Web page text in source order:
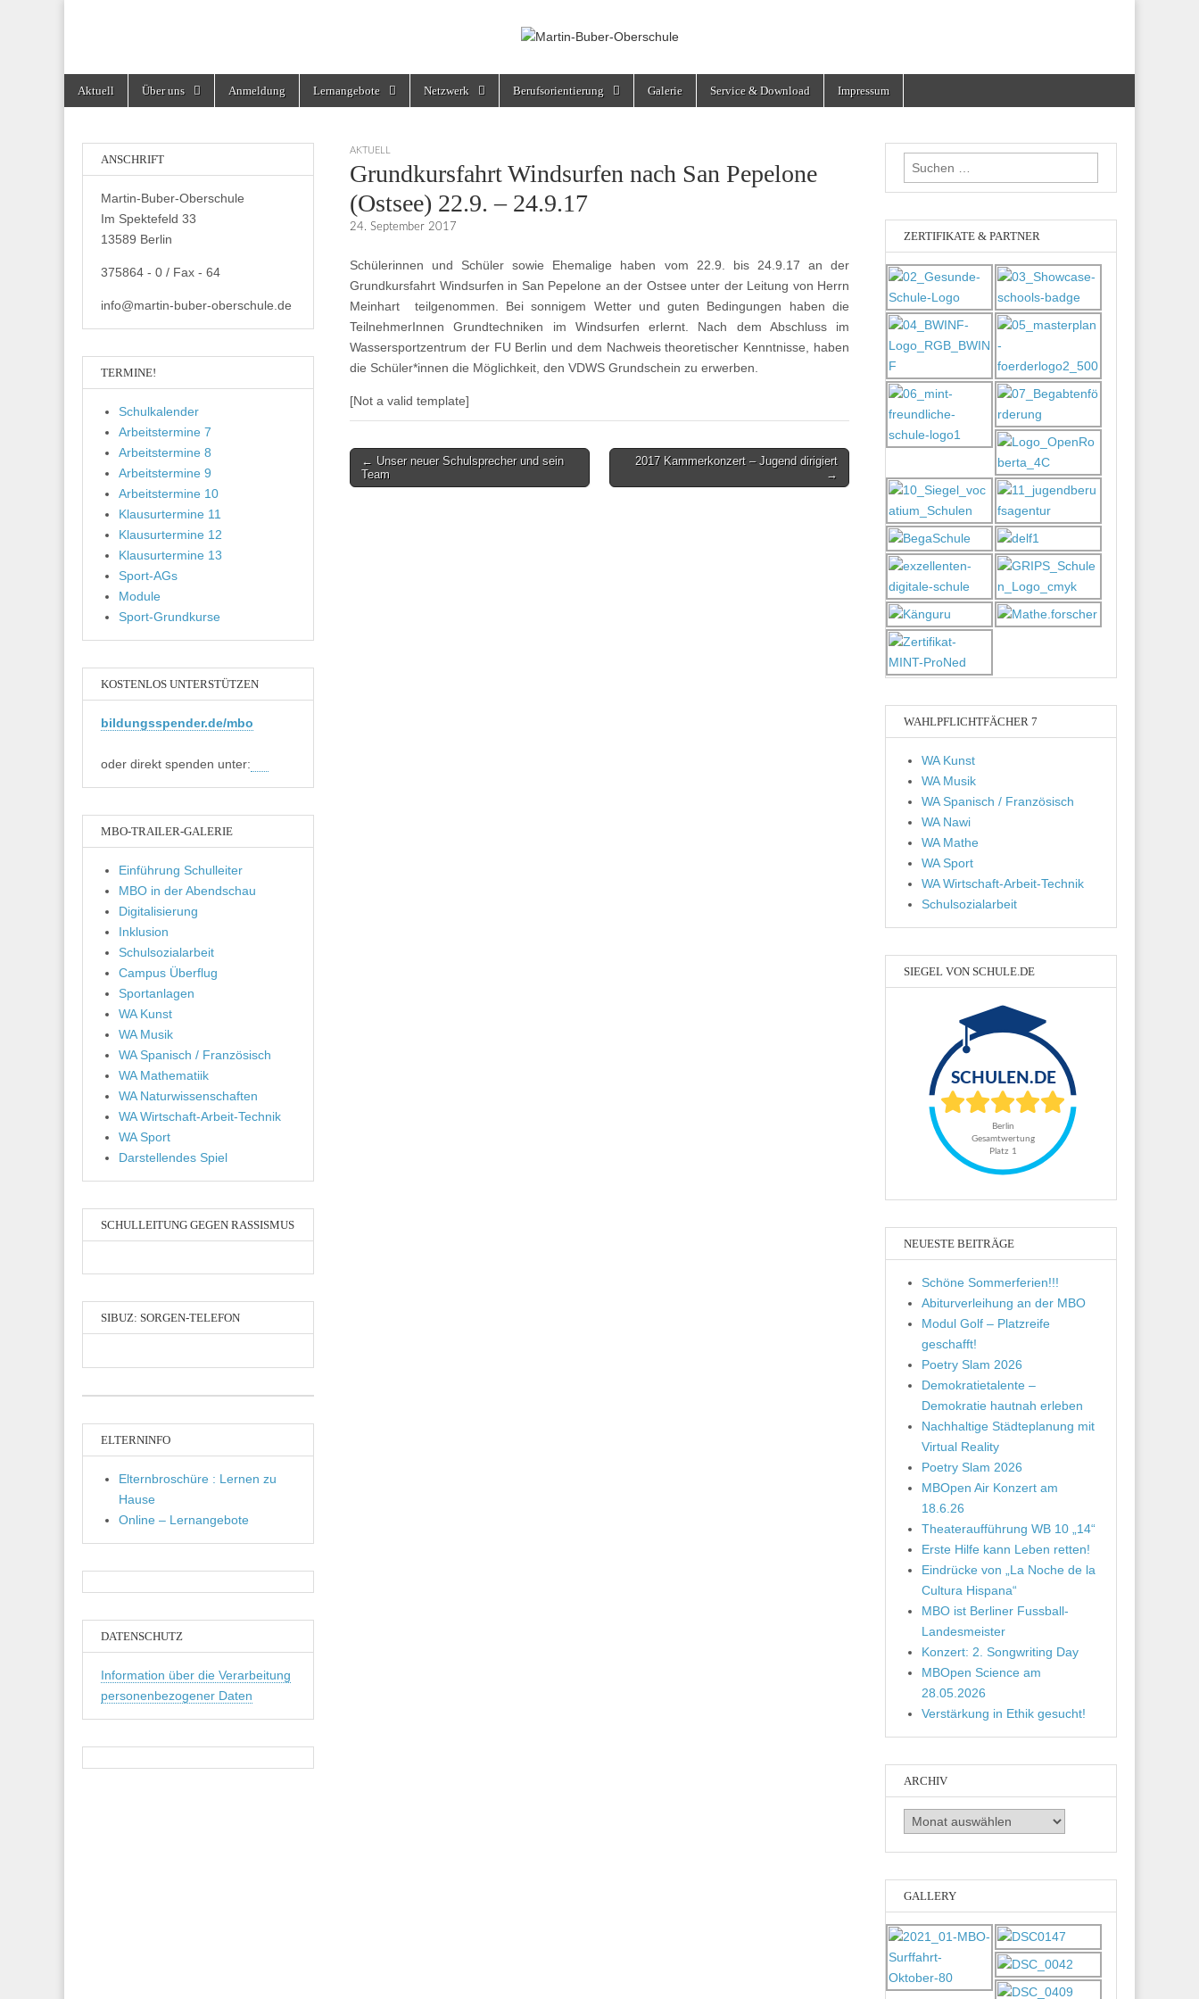
Martin-Buber-Oberschule
Main
menu
Aktuell Über uns Anmeldung Lernangebote Netzwerk Berufsorientierung Galerie Service & Download Impressum
AKTUELL
Grundkursfahrt Windsurfen nach San Pepelone
(Ostsee) 22.9. – 24.9.17
24. September 2017
Schülerinnen und Schüler sowie Ehemalige haben vom 22.9. bis 24.9.17 an der
Grundkursfahrt Windsurfen in San Pepelone an der Ostsee unter der Leitung von Herrn
Meinhart teilgenommen. Bei sonnigem Wetter und guten Bedingungen haben die
TeilnehmerInnen Grundtechniken im Windsurfen erlernt. Nach dem Abschluss im
Wassersportzentrum der FU Berlin und dem Nachweis theoretischer Kenntnisse, haben
die Schüler*innen die Möglichkeit, den VDWS Grundschein zu erwerben.
[Not a valid template]
Post
navigation
← Unser neuer Schulsprecher und sein
Team
2017 Kammerkonzert – Jugend dirigiert
→
ANSCHRIFT
Martin-Buber-Oberschule
Im Spektefeld 33
13589 Berlin
375864 - 0 / Fax - 64
info@martin-buber-oberschule.de
TERMINE!
Schulkalender
Arbeitstermine 7
Arbeitstermine 8
Arbeitstermine 9
Arbeitstermine 10
Klausurtermine 11
Klausurtermine 12
Klausurtermine 13
Sport-AGs
Module
Sport-Grundkurse
KOSTENLOS UNTERSTÜTZEN
bildungsspender.de/mbo
oder direkt spenden unter:
MBO-TRAILER-GALERIE
Einführung Schulleiter
MBO in der Abendschau
Digitalisierung
Inklusion
Schulsozialarbeit
Campus Überflug
Sportanlagen
WA Kunst
WA Musik
WA Spanisch / Französisch
WA Mathematiik
WA Naturwissenschaften
WA Wirtschaft-Arbeit-Technik
WA Sport
Darstellendes Spiel
SCHULLEITUNG GEGEN RASSISMUS
SIBUZ: SORGEN-TELEFON
ELTERNINFO
Elternbroschüre : Lernen zu
Hause
Online – Lernangebote
DATENSCHUTZ
Information über die Verarbeitung
personenbezogener Daten
Suchen
nach:
ZERTIFIKATE & PARTNER
WAHLPFLICHTFÄCHER 7
WA Kunst
WA Musik
WA Spanisch / Französisch
WA Nawi
WA Mathe
WA Sport
WA Wirtschaft-Arbeit-Technik
Schulsozialarbeit
SIEGEL VON SCHULE.DE
NEUESTE BEITRÄGE
Schöne Sommerferien!!!
Abiturverleihung an der MBO
Modul Golf – Platzreife
geschafft!
Poetry Slam 2026
Demokratietalente –
Demokratie hautnah erleben
Nachhaltige Städteplanung mit
Virtual Reality
Poetry Slam 2026
MBOpen Air Konzert am
18.6.26
Theateraufführung WB 10 „14“
Erste Hilfe kann Leben retten!
Eindrücke von „La Noche de la
Cultura Hispana“
MBO ist Berliner Fussball-
Landesmeister
Konzert: 2. Songwriting Day
MBOpen Science am
28.05.2026
Verstärkung in Ethik gesucht!
ARCHIV
Archiv
GALLERY